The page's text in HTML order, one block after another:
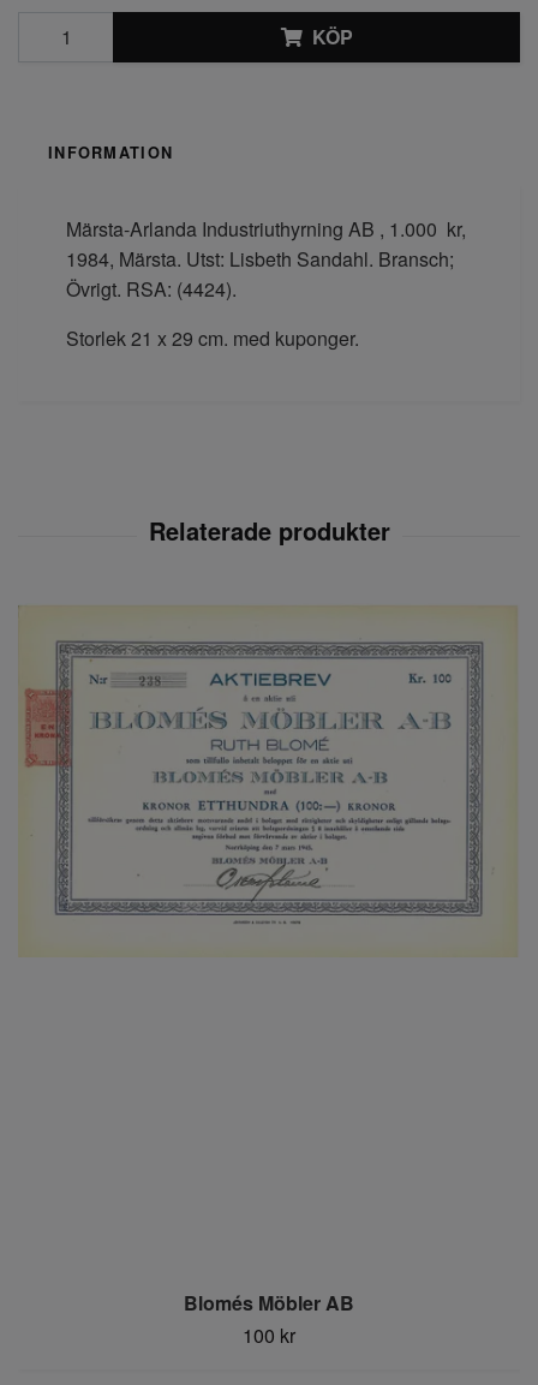
KÖP
INFORMATION
Märsta-Arlanda Industriuthyrning AB , 1.000 kr,
1984, Märsta. Utst: Lisbeth Sandahl. Bransch;
Övrigt. RSA: (4424).
Storlek 21 x 29 cm. med kuponger.
Blomés Möbler AB
100 kr